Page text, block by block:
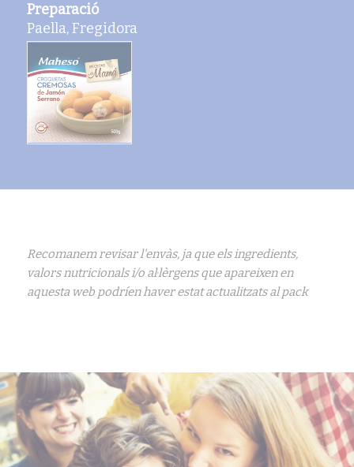
Preparació
Paella, Fregidora
Recomanem revisar l'envàs, ja que els ingredients,
valors nutricionals i/o al·lèrgens que apareixen en
aquesta web podríen haver estat actualitzats al pack